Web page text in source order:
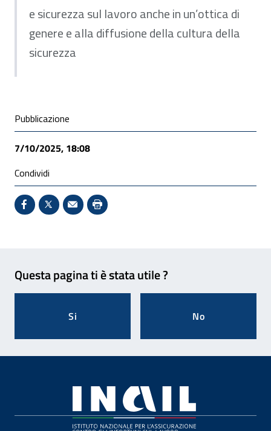
e sicurezza sul lavoro anche in un’ottica di
genere e alla diffusione della cultura della
sicurezza
Condivisione social
Pubblicazione
7/10/2025, 18:08
Condividi
Condividi su Facebook - Sito esterno - Apertura in
X - Sito esterno - Apertura in nuova finestra
Invio Mail: apre il programma di posta
Stampa pagina: scelta meno
Questa pagina ti è stata utile ?
Si No